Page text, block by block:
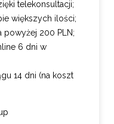
telekonsultacji;
większych ilości;
powyżej 200 PLN;
6 dni w
14 dni (na koszt